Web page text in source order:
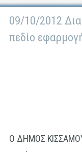
09/10/2012
πεδίο
Ο ΔΗΜΟΣ